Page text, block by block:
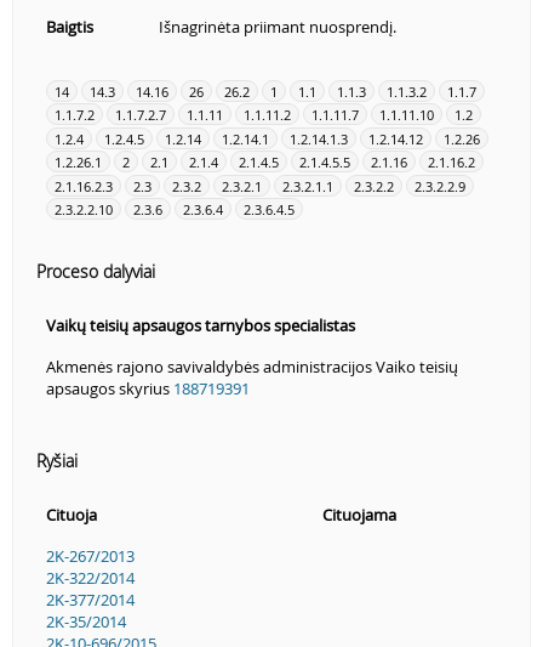
Baigtis
Išnagrinėta priimant nuosprendį.
14 14.3 14.16 26 26.2 1 1.1 1.1.3 1.1.3.2
1.1.7
1.1.7.2
1.1.7.2.7 1.1.11 1.1.11.2 1.1.11.7 1.1.11.10
1.2
1.2.4
1.2.4.5 1.2.14 1.2.14.1 1.2.14.1.3 1.2.14.12
1.2.26
1.2.26.1
2 2.1 2.1.4 2.1.4.5 2.1.4.5.5 2.1.16
2.1.16.2
2.1.16.2.3
2.3 2.3.2 2.3.2.1 2.3.2.1.1 2.3.2.2
2.3.2.2.9
2.3.2.2.10
2.3.6 2.3.6.4 2.3.6.4.5
Proceso dalyviai
Vaikų teisių apsaugos tarnybos specialistas
Akmenės rajono savivaldybės administracijos Vaiko teisių
apsaugos skyrius 188719391
Ryšiai
Cituoja
Cituojama
2K-267/2013
2K-322/2014
2K-377/2014
2K-35/2014